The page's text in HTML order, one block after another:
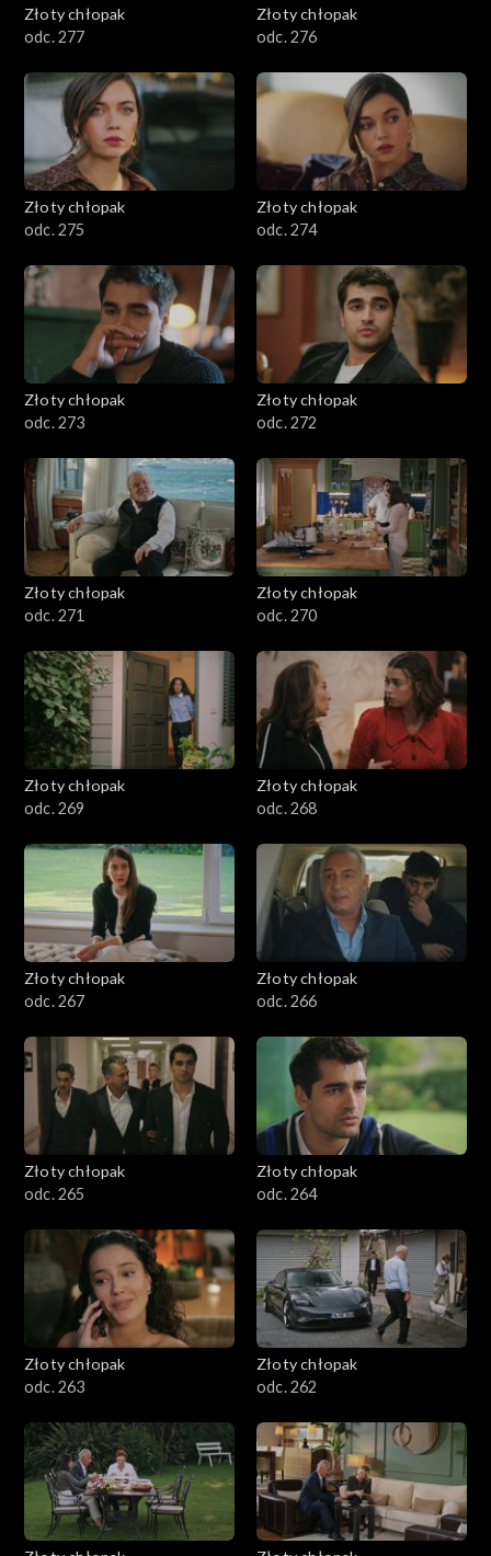
Złoty chłopak
odc. 277
Złoty chłopak
odc. 276
Złoty chłopak
odc. 275
Złoty chłopak
odc. 274
Złoty chłopak
odc. 273
Złoty chłopak
odc. 272
Złoty chłopak
odc. 271
Złoty chłopak
odc. 270
Złoty chłopak
odc. 269
Złoty chłopak
odc. 268
Złoty chłopak
odc. 267
Złoty chłopak
odc. 266
Złoty chłopak
odc. 265
Złoty chłopak
odc. 264
Złoty chłopak
odc. 263
Złoty chłopak
odc. 262